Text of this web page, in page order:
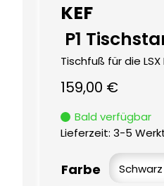
KEF
P1
Tischfuß für die LSX
159,00 €
Bald verfügbar
Lieferzeit: 3-5
Farbe